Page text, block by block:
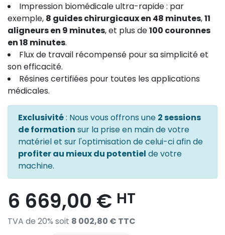
Impression biomédicale ultra-rapide : par
exemple, 8 guides chirurgicaux en 48 minutes,11
aligneurs en 9 minutes, et plus de100 couronnes
en 18 minutes.
Flux de travail récompensé pour sa simplicité et
son efficacité.
Résines certifiées pour toutes les applications
médicales.
Exclusivité: Nous vous offrons une 2 sessions
de formation sur la prise en main de votre
matériel et sur l'optimisation de celui-ci afin de
profiter au mieux du potentiel de votre
machine.
6 669,00 € HT
TVA de 20% soit 8 002,80 € TTC